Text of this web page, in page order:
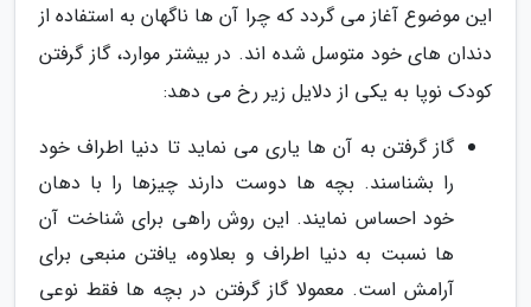
این موضوع آغاز می گردد که چرا آن ها ناگهان به استفاده از
دندان های خود متوسل شده اند. در بیشتر موارد، گاز گرفتن
کودک نوپا به یکی از دلایل زیر رخ می دهد:
گاز گرفتن به آن ها یاری می نماید تا دنیا اطراف خود
را بشناسند. بچه ها دوست دارند چیزها را با دهان
خود احساس نمایند. این روش راهی برای شناخت آن
ها نسبت به دنیا اطراف و بعلاوه، یافتن منبعی برای
آرامش است. معمولا گاز گرفتن در بچه ها فقط نوعی